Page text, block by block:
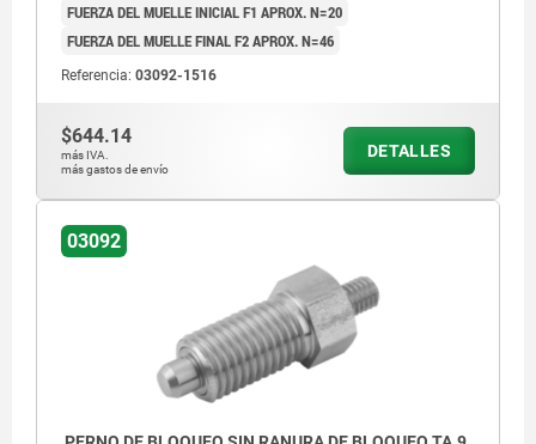
FUERZA DEL MUELLE INICIAL F1 APROX. N=20
FUERZA DEL MUELLE FINAL F2 APROX. N=46
Referencia: 03092-1516
$644.14
más IVA.
más gastos de envío
DETALLES
03092